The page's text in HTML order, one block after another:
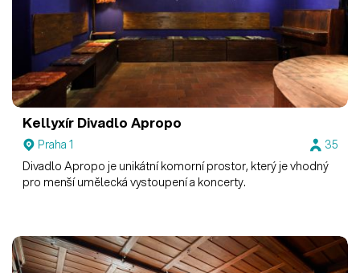
Kellyxír Divadlo Apropo
Praha 1
35
Divadlo Apropo je unikátní komorní prostor, který je vhodný
pro menší umělecká vystoupení a koncerty.